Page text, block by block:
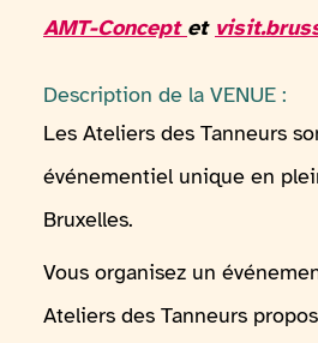
AMT-Concept et
Description de la VENUE :
Les Ateliers des Tanneurs
événementiel unique en
Bruxelles.
Vous organisez un
Ateliers des Tanneurs